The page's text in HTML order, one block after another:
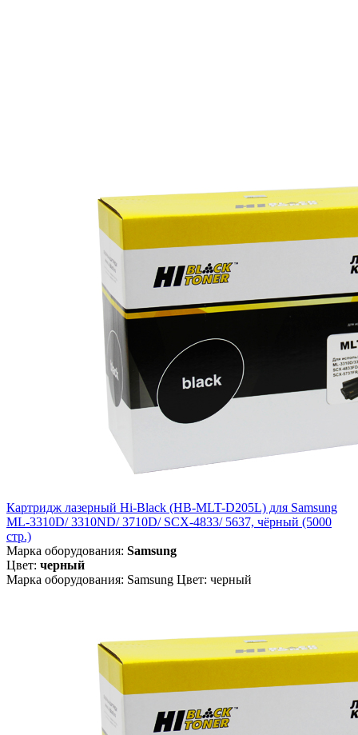
Картридж лазерный Hi-Black (HB-MLT-D205L) для Samsung
ML-3310D/ 3310ND/ 3710D/ SCX-4833/ 5637, чёрный (5000
стр.)
Марка оборудования: Samsung
Цвет: черный
Марка оборудования: Samsung Цвет: черный